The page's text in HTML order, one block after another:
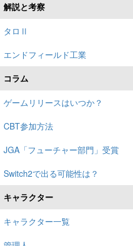
解説と考察
タロⅡ
エンドフィールド工業
コラム
ゲームリリースはいつか？
CBT参加方法
JGA「フューチャー部門」受賞
Switch2で出る可能性は？
キャラクター
キャラクター一覧